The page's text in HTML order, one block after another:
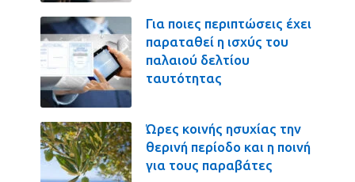
Για ποιες περιπτώσεις έχει
παραταθεί η ισχύς του
παλαιού δελτίου
ταυτότητας
Ώρες κοινής ησυχίας την
θερινή περίοδο και η ποινή
για τους παραβάτες